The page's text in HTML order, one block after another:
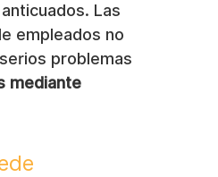
Las
empleados no
problemas
mediante